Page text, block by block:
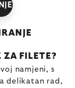
FILETE?
namjeni, s
delikatan rad,